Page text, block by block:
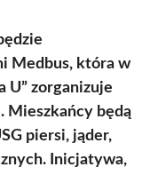
Medbus, która w
U” zorganizuje
Mieszkańcy będą
piersi, jąder,
Inicjatywa,